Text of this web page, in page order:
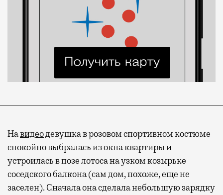
Навидеодевушка в розовом спортивном костюме
спокойно выбралась из окна квартиры и
устроилась в позе лотоса на узком козырьке
соседского балкона (сам дом, похоже, еще не
заселен). Сначала она сделала небольшую зарядку